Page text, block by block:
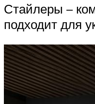
Стайлеры –
подходит для